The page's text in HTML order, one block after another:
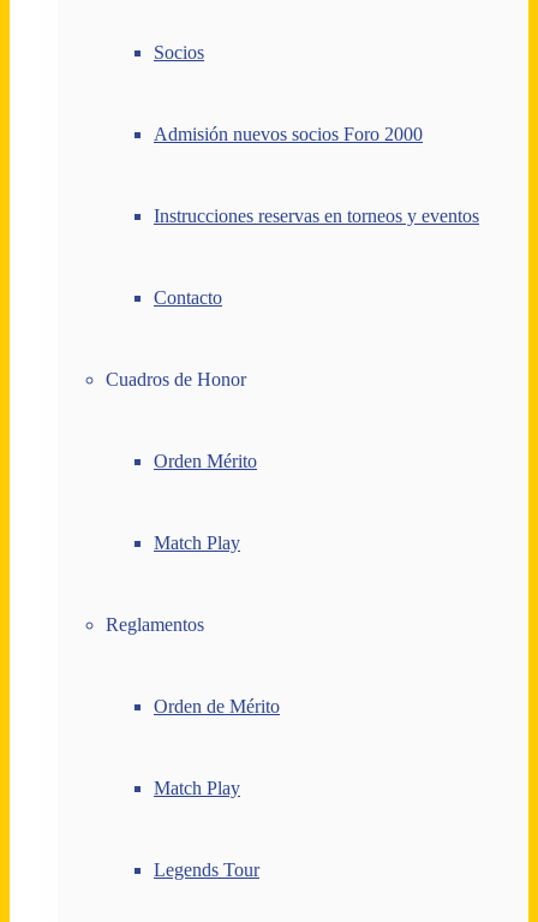
Socios
Admisión nuevos socios Foro 2000
Instrucciones reservas en torneos y eventos
Contacto
Cuadros de Honor
Orden Mérito
Match Play
Reglamentos
Orden de Mérito
Match Play
Legends Tour